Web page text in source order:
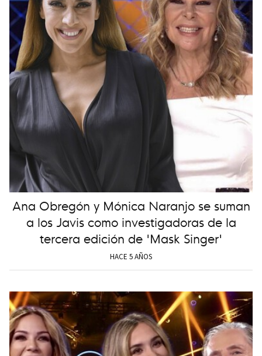
Ana Obregón y Mónica Naranjo se suman
a los Javis como investigadoras de la
tercera edición de 'Mask Singer'
HACE 5 AÑOS